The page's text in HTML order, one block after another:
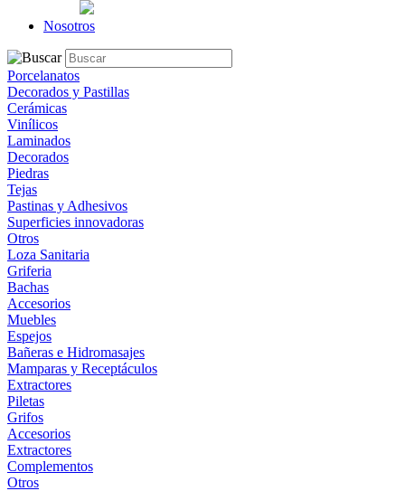
Nosotros
Porcelanatos
Decorados y Pastillas
Cerámicas
Vinílicos
Laminados
Decorados
Piedras
Tejas
Pastinas y Adhesivos
Superficies innovadoras
Otros
Loza Sanitaria
Griferia
Bachas
Accesorios
Muebles
Espejos
Bañeras e Hidromasajes
Mamparas y Receptáculos
Extractores
Piletas
Grifos
Accesorios
Extractores
Complementos
Otros